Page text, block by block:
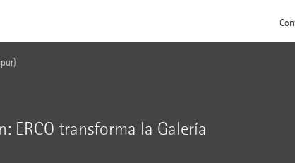
ERCO transforma la Galería